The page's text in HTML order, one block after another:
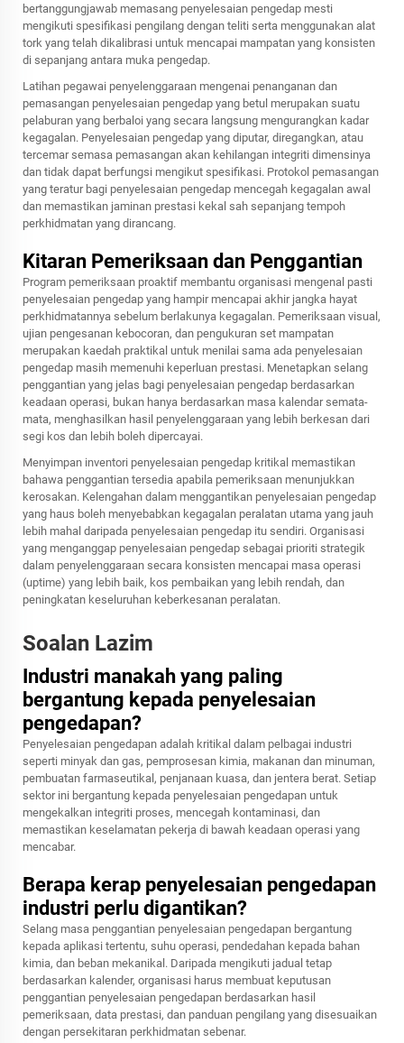
bertanggungjawab memasang penyelesaian pengedap mesti
mengikuti spesifikasi pengilang dengan teliti serta menggunakan alat
tork yang telah dikalibrasi untuk mencapai mampatan yang konsisten
di sepanjang antara muka pengedap.
Latihan pegawai penyelenggaraan mengenai penanganan dan
pemasangan penyelesaian pengedap yang betul merupakan suatu
pelaburan yang berbaloi yang secara langsung mengurangkan kadar
kegagalan. Penyelesaian pengedap yang diputar, diregangkan, atau
tercemar semasa pemasangan akan kehilangan integriti dimensinya
dan tidak dapat berfungsi mengikut spesifikasi. Protokol pemasangan
yang teratur bagi penyelesaian pengedap mencegah kegagalan awal
dan memastikan jaminan prestasi kekal sah sepanjang tempoh
perkhidmatan yang dirancang.
Kitaran Pemeriksaan dan Penggantian
Program pemeriksaan proaktif membantu organisasi mengenal pasti
penyelesaian pengedap yang hampir mencapai akhir jangka hayat
perkhidmatannya sebelum berlakunya kegagalan. Pemeriksaan visual,
ujian pengesanan kebocoran, dan pengukuran set mampatan
merupakan kaedah praktikal untuk menilai sama ada penyelesaian
pengedap masih memenuhi keperluan prestasi. Menetapkan selang
penggantian yang jelas bagi penyelesaian pengedap berdasarkan
keadaan operasi, bukan hanya berdasarkan masa kalendar semata-
mata, menghasilkan hasil penyelenggaraan yang lebih berkesan dari
segi kos dan lebih boleh dipercayai.
Menyimpan inventori penyelesaian pengedap kritikal memastikan
bahawa penggantian tersedia apabila pemeriksaan menunjukkan
kerosakan. Kelengahan dalam menggantikan penyelesaian pengedap
yang haus boleh menyebabkan kegagalan peralatan utama yang jauh
lebih mahal daripada penyelesaian pengedap itu sendiri. Organisasi
yang menganggap penyelesaian pengedap sebagai prioriti strategik
dalam penyelenggaraan secara konsisten mencapai masa operasi
(uptime) yang lebih baik, kos pembaikan yang lebih rendah, dan
peningkatan keseluruhan keberkesanan peralatan.
Soalan Lazim
Industri manakah yang paling
bergantung kepada penyelesaian
pengedapan?
Penyelesaian pengedapan adalah kritikal dalam pelbagai industri
seperti minyak dan gas, pemprosesan kimia, makanan dan minuman,
pembuatan farmaseutikal, penjanaan kuasa, dan jentera berat. Setiap
sektor ini bergantung kepada penyelesaian pengedapan untuk
mengekalkan integriti proses, mencegah kontaminasi, dan
memastikan keselamatan pekerja di bawah keadaan operasi yang
mencabar.
Berapa kerap penyelesaian pengedapan
industri perlu digantikan?
Selang masa penggantian penyelesaian pengedapan bergantung
kepada aplikasi tertentu, suhu operasi, pendedahan kepada bahan
kimia, dan beban mekanikal. Daripada mengikuti jadual tetap
berdasarkan kalender, organisasi harus membuat keputusan
penggantian penyelesaian pengedapan berdasarkan hasil
pemeriksaan, data prestasi, dan panduan pengilang yang disesuaikan
dengan persekitaran perkhidmatan sebenar.